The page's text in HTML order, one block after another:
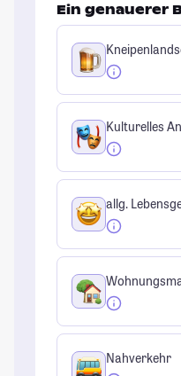
Ein genauerer
Kulturelles
allg.
Nahverkehr